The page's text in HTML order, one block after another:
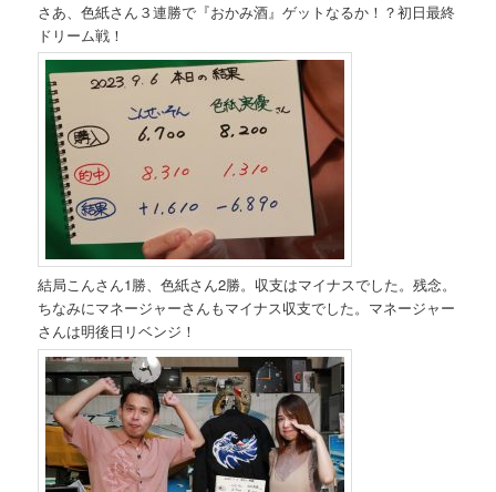
さあ、色紙さん３連勝で『おかみ酒』ゲットなるか！？初日最終
ドリーム戦！
結局こんさん1勝、色紙さん2勝。収支はマイナスでした。残念。
ちなみにマネージャーさんもマイナス収支でした。マネージャー
さんは明後日リベンジ！